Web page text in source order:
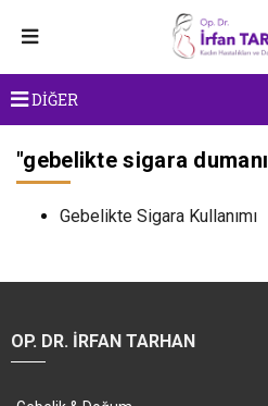
DİĞER
"gebelikte sigara dumanı
Gebelikte Sigara Kullanımı
OP. DR. İRFAN TARHAN